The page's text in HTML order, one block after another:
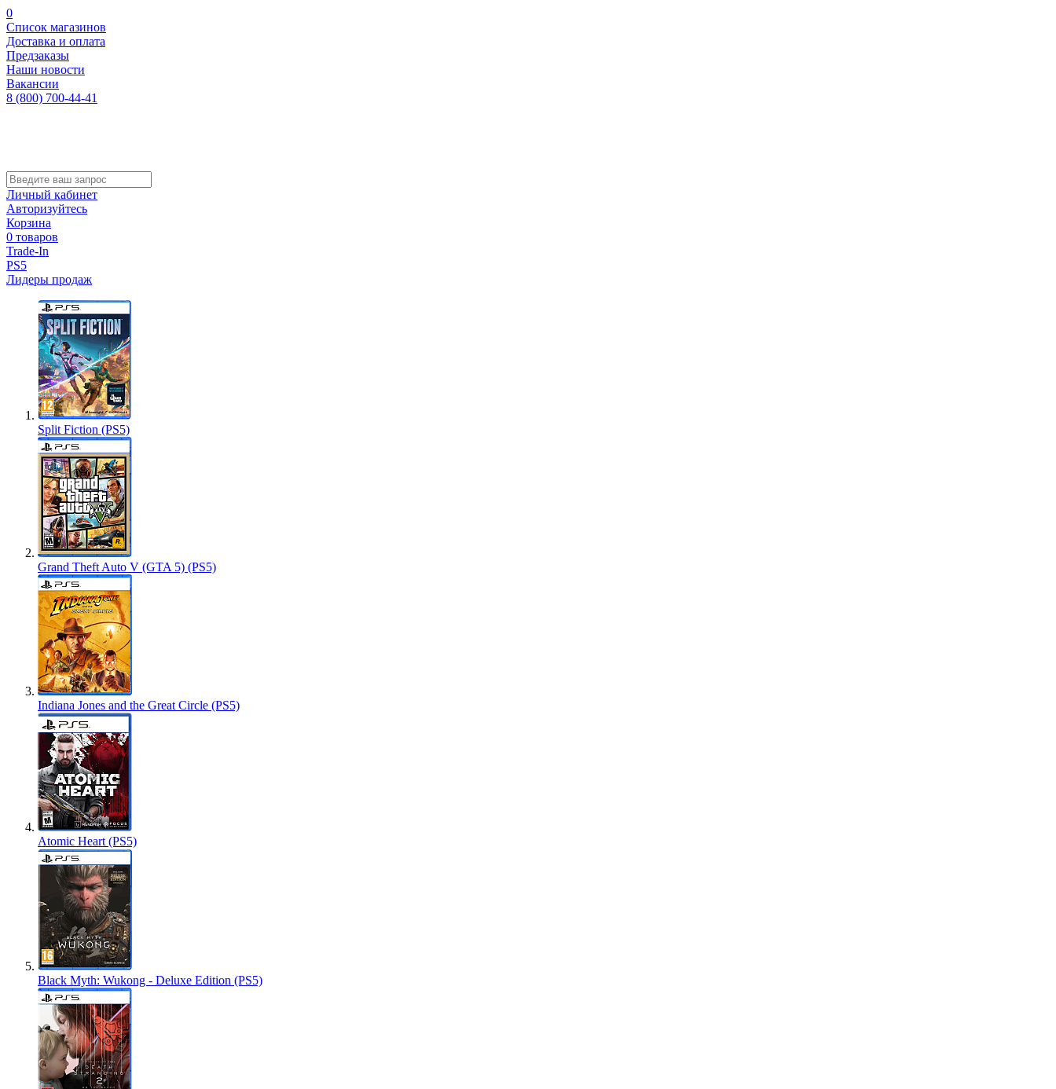
0
Список магазинов
Доставка и оплата
Предзаказы
Наши новости
Вакансии
8 (800) 700-44-41
Личный кабинет
Авторизуйтесь
Корзина
0 товаров
Trade-In
PS5
Лидеры продаж
Split Fiction (PS5)
Grand Theft Auto V (GTA 5) (PS5)
Indiana Jones and the Great Circle (PS5)
Atomic Heart (PS5)
Black Myth: Wukong - Deluxe Edition (PS5)